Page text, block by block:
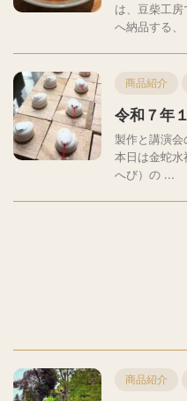
は、豆柴工房
へ納品する、
商品紹介
令和７年
製作と講演
本日は金蛇水
へび）の ...
商品紹介